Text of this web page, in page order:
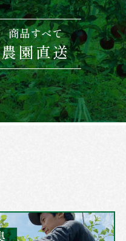
商品すべて
農園直送